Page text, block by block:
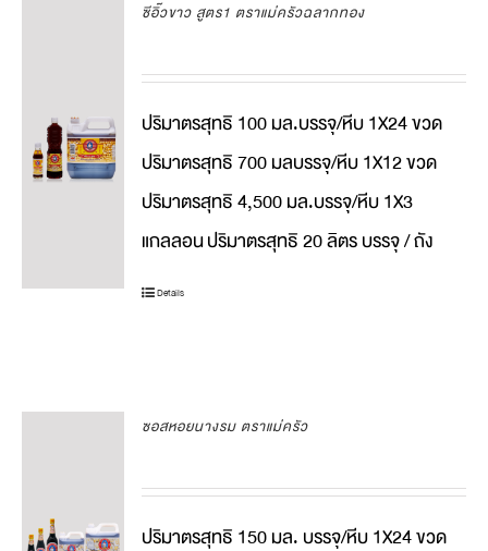
ซีอิ๊วขาว สูตร1 ตราแม่ครัวฉลากทอง
ปริมาตรสุทธิ 100 มล.บรรจุ/หีบ 1X24 ขวด
ปริมาตรสุทธิ 700 มลบรรจุ/หีบ 1X12 ขวด
ปริมาตรสุทธิ 4,500 มล.บรรจุ/หีบ 1X3
แกลลอนปริมาตรสุทธิ 20 ลิตร บรรจุ / ถัง
Details
ซอสหอยนางรม ตราแม่ครัว
ปริมาตรสุทธิ 150 มล. บรรจุ/หีบ 1X24 ขวด